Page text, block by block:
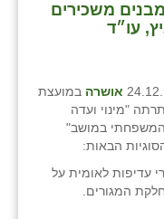
משכירים
עו״ד
אושרה במועצת
הצעת החלטה 772 שכותרתה "מינוי ועדה
המשפחתי במושב"
הבאות:
עדיפות לאומית על
המגורים.